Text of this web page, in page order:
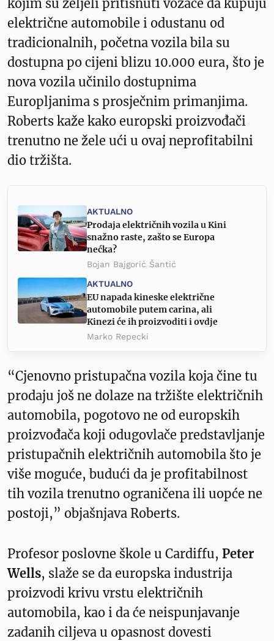
kojim su željeli pritisnuti vozače da kupuju
električne automobile i odustanu od
tradicionalnih, početna vozila bila su
dostupna po cijeni blizu 10.000 eura, što je
nova vozila učinilo dostupnima
Europljanima s prosječnim primanjima.
Roberts kaže kako europski proizvođači
trenutno ne žele ući u ovaj neprofitabilni
dio tržišta.
AKTUALNO
Prodaja električnih vozila u Kini
snažno raste, zašto se Europa
nećka?
Bojan Bajgorić Šantić
AKTUALNO
EU napada kineske električne
automobile putem carina, ali
Kinezi će ih proizvoditi i ovdje
Marko Repecki
“Cjenovno pristupačna vozila koja čine tu
prodaju još ne dolaze na tržište električnih
automobila, pogotovo ne od europskih
proizvođača koji odugovlače predstavljanje
pristupačnih električnih automobila što je
više moguće, budući da je profitabilnost
tih vozila trenutno ograničena ili uopće ne
postoji,” objašnjava Roberts.
Profesor poslovne škole u Cardiffu, Peter
Wells, slaže se da europska industrija
proizvodi krivu vrstu električnih
automobila, kao i da će neispunjavanje
zadanih ciljeva u opasnost dovesti